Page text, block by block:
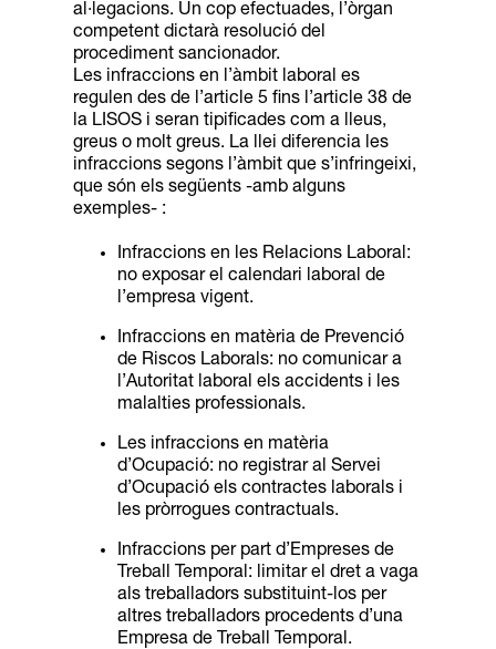
al·legacions. Un cop efectuades, l’òrgan
competent dictarà resolució del
procedimentsancionador.
Les infraccions en l’àmbit laboral es
regulen des de l’article 5 fins l’article 38 de
la LISOS i seran tipificades com a lleus,
greus o molt greus. La llei diferencia les
infraccions segons l’àmbit que s’infringeixi,
que són els següents -amb alguns
exemples- :
Infraccions en les Relacions Laboral:
no exposar el calendari laboral de
l’empresavigent.
Infraccions en matèria de Prevenció
de Riscos Laborals: no comunicar a
l’Autoritat laboral els accidents i les
malalties professionals.
Les infraccions en matèria
d’Ocupació: no registrar al Servei
d’Ocupació els contractes laborals i
les pròrrogues contractuals.
Infraccions per part d’Empreses de
Treball Temporal: limitar el dret a vaga
alstreballadors substituint-los per
altres treballadors procedents d’una
Empresa de Treball Temporal.